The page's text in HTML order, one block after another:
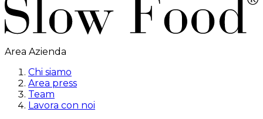
Area Azienda
Chi siamo
Area press
Team
Lavora con noi